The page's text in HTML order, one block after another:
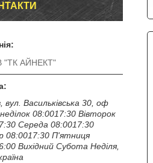
"ТК АЙНЕКТ"
вул. Васильківська 30, оф
08:0017:30 Вівторок
Середа 08:0017:30
08:0017:30 П'ятниця
Вихідний Субота Неділя,